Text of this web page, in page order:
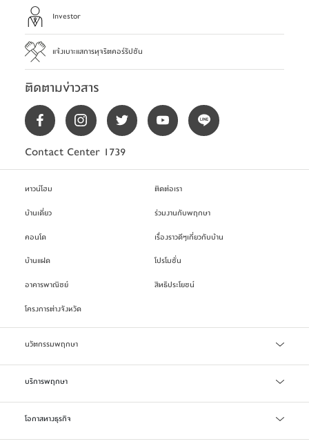
Investor
แจ้งเบาะแสการทุจริตคอร์รัปชัน
ติดตามข่าวสาร
Contact Center 1739
ทาวน์โฮม
บ้านเดี่ยว
คอนโด
บ้านแฝด
อาคารพาณิชย์
โครงการต่างจังหวัด
ติดต่อเรา
ร่วมงานกับพฤกษา
เรื่องราวดีๆเกี่ยวกับบ้าน
โปรโมชั่น
สิทธิประโยชน์
นวัตกรรมพฤกษา
เทคโนโลยี Precast
บริการพฤกษา
บริการสินเชื่อ
บริการแจ้งซ่อม/แจ้งปัญหา
โอกาสทางธุรกิจ
จัดซื้อจัดจ้าง